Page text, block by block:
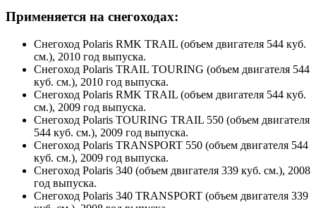
Применяется на снегоходах:
Снегоход Polaris RMK TRAIL (объем двигателя 544 куб.
см.), 2010 год выпуска.
Снегоход Polaris TRAIL TOURING (объем двигателя 544
куб. см.), 2010 год выпуска.
Снегоход Polaris RMK TRAIL (объем двигателя 544 куб.
см.), 2009 год выпуска.
Снегоход Polaris TOURING TRAIL 550 (объем двигателя
544 куб. см.), 2009 год выпуска.
Снегоход Polaris TRANSPORT 550 (объем двигателя 544
куб. см.), 2009 год выпуска.
Снегоход Polaris 340 (объем двигателя 339 куб. см.), 2008
год выпуска.
Снегоход Polaris 340 TRANSPORT (объем двигателя 339